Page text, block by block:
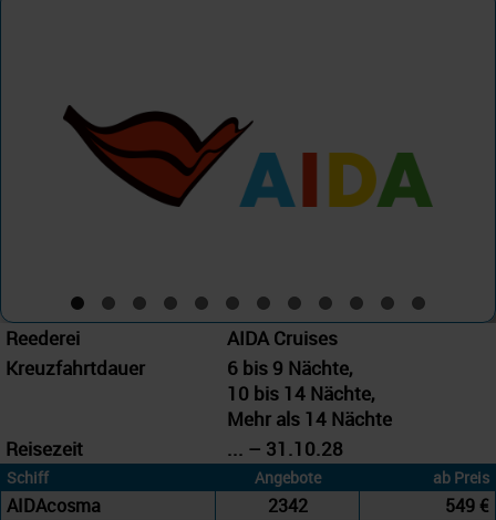
Reederei
AIDA Cruises
Kreuzfahrtdauer
6 bis 9 Nächte,
10 bis 14 Nächte,
Mehr als 14 Nächte
Reisezeit
... – 31.10.28
Schiff Angebote ab Preis
AIDAcosma 2342
549 €